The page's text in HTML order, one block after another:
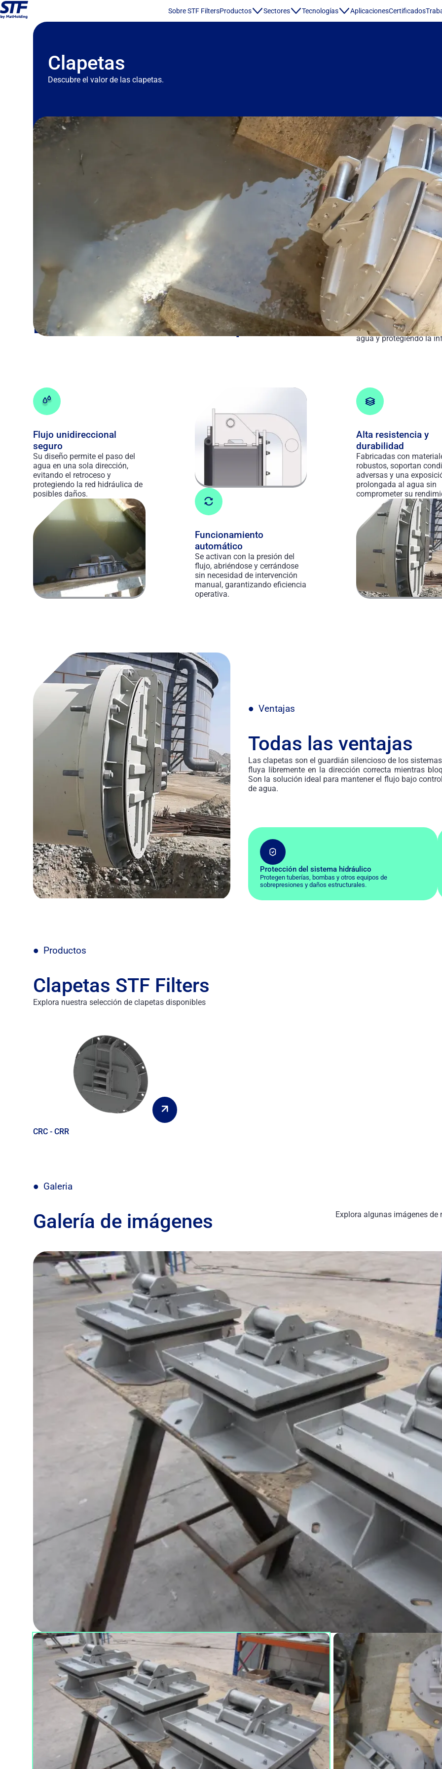
Sobre STF FiltersProductos Sectores Tecnologías AplicacionesCertificados
Clapetas
Descubre el valor de las clapetas.
La eficiencia de las Clapetas
La tecnología de
unidireccional de
agua y protegiendo la
Flujo unidireccional
seguro
Su diseño permite el paso del
agua en una sola dirección,
evitando el retroceso y
protegiendo la red hidráulica de
posibles daños.
Funcionamiento
automático
Se activan con la presión del
flujo, abriéndose y cerrándose
sin necesidad de intervención
manual, garantizando eficiencia
operativa.
Alta resistencia y
durabilidad
Fabricadas con
robustos, soportan
adversas y una
prolongada al agua sin
comprometer su
Ventajas
Todas las ventajas
Las clapetas son el guardián silencioso de los
fluya libremente en la dirección correcta mientras
Son la solución ideal para mantener el flujo bajo
de agua.
Protección del sistema hidráulico
Protegen tuberías, bombas y otros equipos de
sobrepresiones y daños estructurales.
Productos
Clapetas STF Filters
Explora nuestra selección de clapetas disponibles
CRC - CRR
Galeria
Galería de imágenes Explora algunas imágenes de